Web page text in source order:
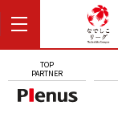
TOP
PARTNER